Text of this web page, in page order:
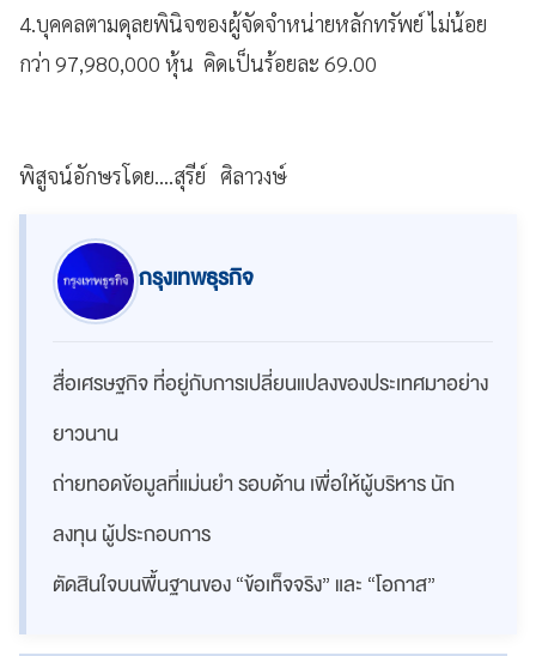
4.บุคคลตามดุลยพินิจของผู้จัดจำหน่ายหลักทรัพย์ ไม่น้อย
กว่า 97,980,000 หุ้น คิดเป็นร้อยละ 69.00
พิสูจน์อักษรโดย....สุรีย์ ศิลาวงษ์
กรุงเทพธุรกิจ
สื่อเศรษฐกิจ ที่อยู่กับการเปลี่ยนแปลงของประเทศมาอย่าง
ยาวนาน
ถ่ายทอดข้อมูลที่แม่นยำ รอบด้าน เพื่อให้ผู้บริหาร นัก
ลงทุน ผู้ประกอบการ
ตัดสินใจบนพื้นฐานของ “ข้อเท็จจริง” และ “โอกาส”